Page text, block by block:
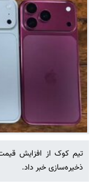
تیم کوک از افزایش
ذخیره‌سازی خبر داد.